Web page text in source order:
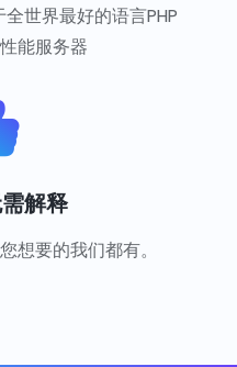
世界最好的语言PHP
能服务器
解释
想要的我们都有。